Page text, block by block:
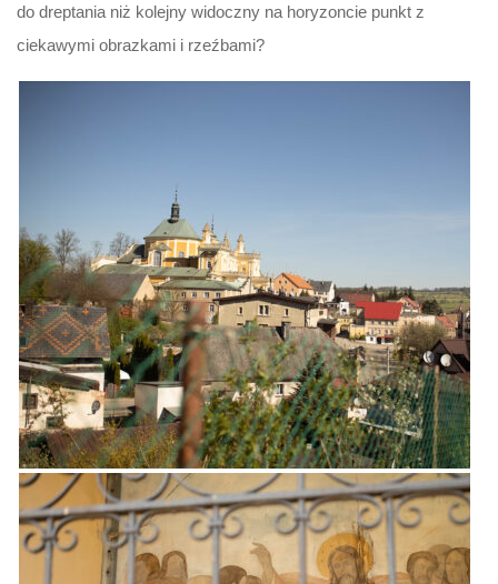
do dreptania niż kolejny widoczny na horyzoncie punkt z
ciekawymi obrazkami i rzeźbami?